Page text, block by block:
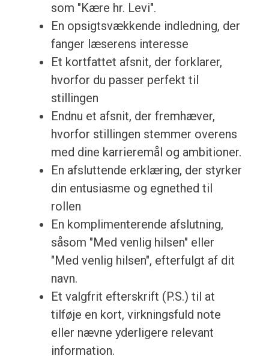
som "Kære hr. Levi".
En opsigtsvækkende indledning, der
fanger læserens interesse
Et kortfattet afsnit, der forklarer,
hvorfor du passer perfekt til
stillingen
Endnu et afsnit, der fremhæver,
hvorfor stillingen stemmer overens
med dine karrieremål og ambitioner.
En afsluttende erklæring, der styrker
din entusiasme og egnethed til
rollen
En komplimenterende afslutning,
såsom "Med venlig hilsen" eller
"Med venlig hilsen", efterfulgt af dit
navn.
Et valgfrit efterskrift (P.S.) til at
tilføje en kort, virkningsfuld note
eller nævne yderligere relevant
information.